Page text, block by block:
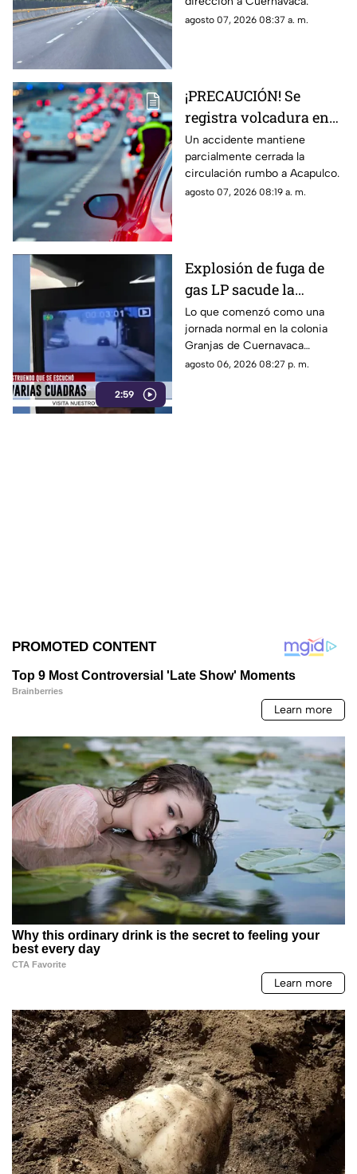
agosto 07, 2026 08:37 a. m.
¡PRECAUCIÓN! Se
registra volcadura en
la autopista
Cuernavaca-Acapulco
Un accidente mantiene
parcialmente cerrada la
circulación rumbo a Acapulco.
agosto 07, 2026 08:19 a. m.
2:59
Explosión de fuga de
gas LP sacude la
colonia Las Granjas
Lo que comenzó como una
jornada normal en la colonia
Granjas de Cuernavaca
terminó en una movilización
agosto 06, 2026 08:27 p. m.